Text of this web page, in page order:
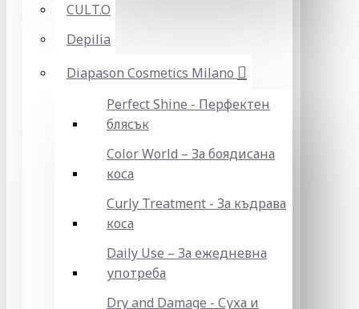
CULT.O
Depilia
Diapason Cosmetics Milano
Perfect Shine - Перфектен
блясък
Color World – За боядисана
коса
Curly Treatment - За къдрава
коса
Daily Use – За ежедневна
употреба
Dry and Damage - Суха и